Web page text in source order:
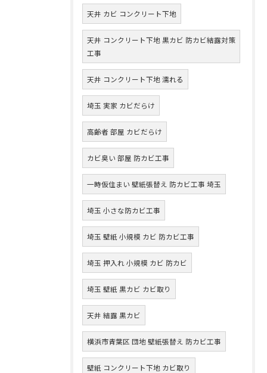
天井 カビ コンクリート下地
天井 コンクリート下地 黒カビ 防カビ結露対策
工事
天井 コンクリート下地 濡れる
埼玉 実家 カビだらけ
高齢者 部屋 カビだらけ
カビ臭い 部屋 防カビ工事
一時仮住まい 壁紙張替え 防カビ工事 埼玉
埼玉 小さな防カビ工事
埼玉 壁紙 小規模 カビ 防カビ工事
埼玉 押入れ 小規模 カビ 防カビ
埼玉 壁紙 黒カビ カビ取り
天井 結露 黒カビ
横浜市青葉区 団地 壁紙張替え 防カビ工事
壁紙 コンクリート下地 カビ取り